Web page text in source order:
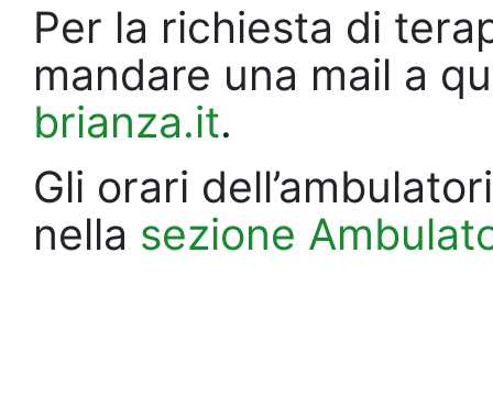
Per la richiesta di
mandare una mail a
brianza.it.
Gli orari
nella sezione